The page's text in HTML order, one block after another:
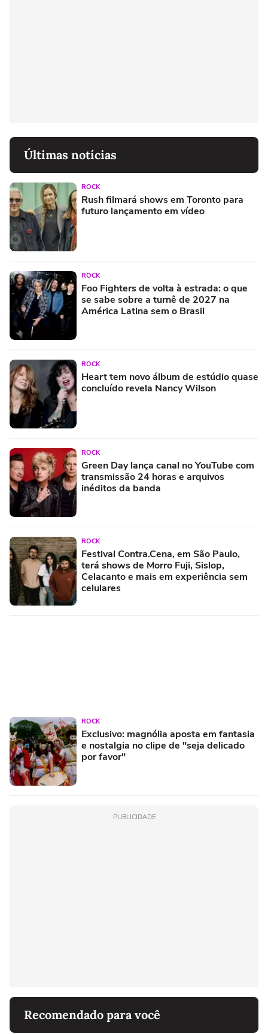
Últimas notícias
ROCK
Rush filmará shows em Toronto para
futuro lançamento em vídeo
ROCK
Foo Fighters de volta à estrada: o que
se sabe sobre a turnê de 2027 na
América Latina sem o Brasil
ROCK
Heart tem novo álbum de estúdio quase
concluído revela Nancy Wilson
ROCK
Green Day lança canal no YouTube com
transmissão 24 horas e arquivos
inéditos da banda
ROCK
Festival Contra.Cena, em São Paulo,
terá shows de Morro Fuji, Sislop,
Celacanto e mais em experiência sem
celulares
ROCK
Exclusivo: magnólia aposta em fantasia
e nostalgia no clipe de "seja delicado
por favor"
PUBLICIDADE
Recomendado para você